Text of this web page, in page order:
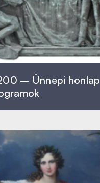
– Ünnepi honlap